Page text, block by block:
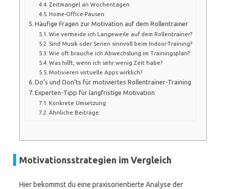
Zeitmangel an Wochentagen
Home-Office-Pausen
Häufige Fragen zur Motivation auf dem Rollentrainer
Wie vermeide ich Langeweile auf dem Rollentrainer?
Sind Musik oder Serien sinnvoll beim Indoor-Training?
Wie oft brauche ich Abwechslung im Trainingsplan?
Was hilft, wenn ich sehr wenig Zeit habe?
Motivieren virtuelle Apps wirklich?
Do’s und Don’ts für motiviertes Rollentrainer-Training
Experten-Tipp für langfristige Motivation
Konkrete Umsetzung
Ähnliche Beiträge:
Motivationsstrategien im Vergleich
Hier bekommst du eine praxisorientierte Analyse der